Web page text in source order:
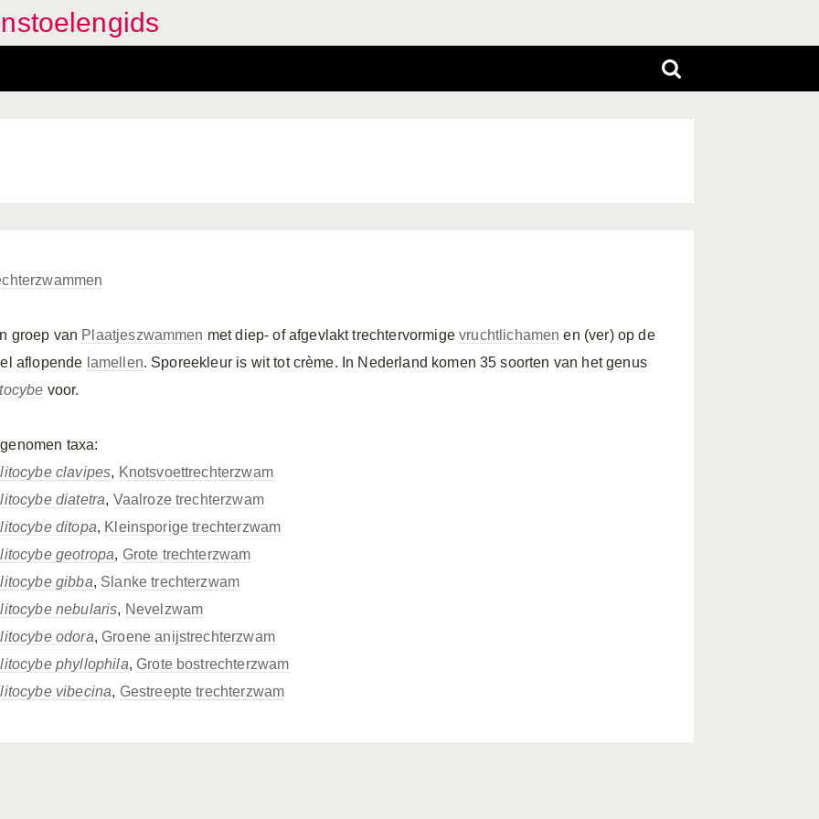
groep van Plaatjeszwammen met diep- of afgevlakt trechtervormigevruchtlichamen en (ver) op de
aflopende lamellen. Sporeekleur is wit tot crème. In Nederland komen 35 soorten van het genus
voor.
taxa:
clavipes, Knotsvoettrechterzwam
diatetra, Vaalroze trechterzwam
ditopa, Kleinsporige trechterzwam
geotropa, Grote trechterzwam
gibba, Slanke trechterzwam
nebularis, Nevelzwam
odora,Groene anijstrechterzwam
phyllophila,Grote bostrechterzwam
vibecina, Gestreepte trechterzwam